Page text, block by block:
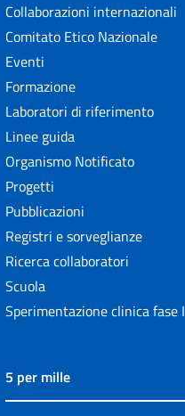
Collaborazioni internazionali
Comitato Etico Nazionale
Eventi
Formazione
Laboratori di riferimento
Linee guida
Organismo Notificato
Progetti
Pubblicazioni
Registri e sorveglianze
Ricerca collaboratori
Scuola
Sperimentazione clinica fase I
5 per mille